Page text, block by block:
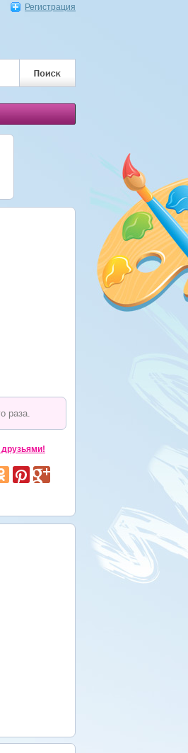
Регистрация
раза.